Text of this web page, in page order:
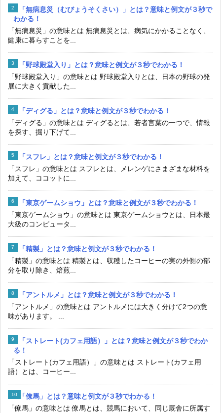
「無病息災（むびょうそくさい）」とは？意味と例文が３秒で
わかる！
「無病息災」の意味とは 無病息災とは、病気にかかることなく、
健康に暮らすことを...
「野球殿堂入り」とは？意味と例文が３秒でわかる！
「野球殿堂入り」の意味とは 野球殿堂入りとは、日本の野球の発
展に大きく貢献した...
「ディグる」とは？意味と例文が３秒でわかる！
「ディグる」の意味とは ディグるとは、若者言葉の一つで、情報
を探す、掘り下げて...
「スフレ」とは？意味と例文が３秒でわかる！
「スフレ」の意味とは スフレとは、メレンゲにさまざまな材料を
加えて、ココットに...
「東京ゲームショウ」とは？意味と例文が３秒でわかる！
「東京ゲームショウ」の意味とは 東京ゲームショウとは、日本最
大級のコンピュータ...
「精製」とは？意味と例文が３秒でわかる！
「精製」の意味とは 精製とは、収穫したコーヒーの実の外側の部
分を取り除き、焙煎...
「アントルメ」とは？意味と例文が３秒でわかる！
「アントルメ」の意味とは アントルメには大きく分けて2つの意
味があります。 ...
「ストレート(カフェ用語）」とは？意味と例文が３秒でわか
る！
「ストレート(カフェ用語）」の意味とは ストレート(カフェ用
語）とは、コーヒー...
「僚馬」とは？意味と例文が３秒でわかる！
「僚馬」の意味とは 僚馬とは、競馬において、同じ厩舎に所属す